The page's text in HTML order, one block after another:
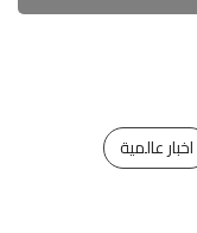
اخبار عالمية